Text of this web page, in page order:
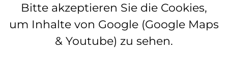
Bitte akzeptieren Sie die Cookies,
um Inhalte von Google (Google Maps
& Youtube) zu sehen.